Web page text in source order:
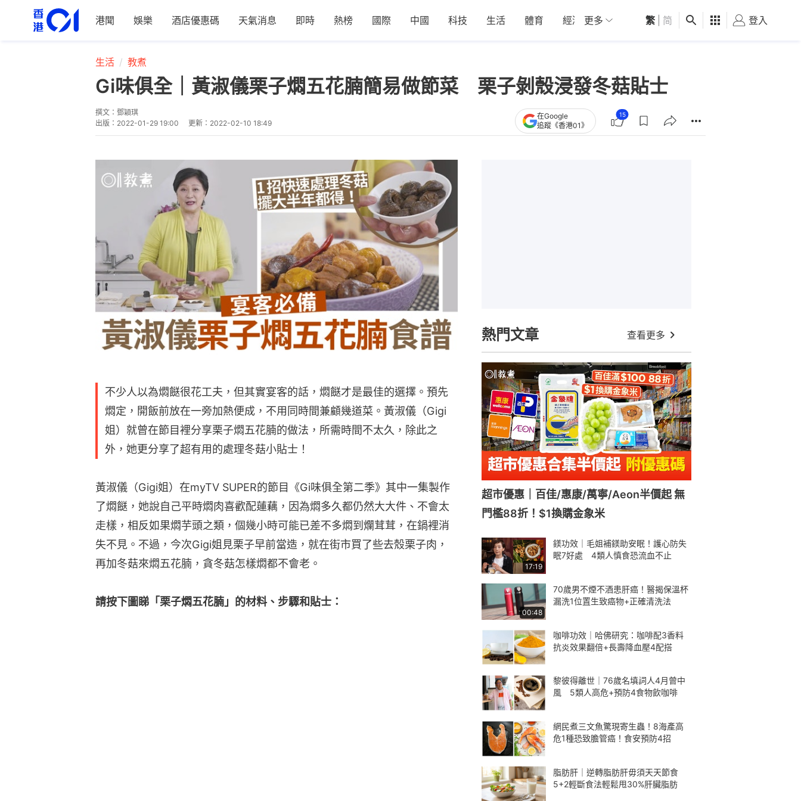
港聞 娛樂 酒店優惠碼 天氣消息 即時 熱榜 國際 中國 科技 生活 體育 經濟 01深圳 觀點 健康 好食玩飛
更多 繁 简 登入
生活 教煮
Gi味俱全｜黃淑儀栗子燜五花腩簡易做節菜 栗子剝殼浸發冬菇貼士
撰文： 鄧穎琪
出版： 2022-01-29 19:00 更新： 2022-02-10 18:49
在Google
追蹤《香港01》
15
不少人以為燜餸很花工夫，但其實宴客的話，燜餸才是最佳的選擇。預先
燜定，開飯前放在一旁加熱便成，不用同時間兼顧幾道菜。黃淑儀（Gigi
姐）就曾在節目裡分享栗子燜五花腩的做法，所需時間不太久，除此之
外，她更分享了超有用的處理冬菇小貼士！
黃淑儀（Gigi姐）在myTV SUPER的節目《Gi味俱全第二季》其中一集製作
了燜餸，她說自己平時燜肉喜歡配蓮藕，因為燜多久都仍然大大件、不會太
走樣，相反如果燜芋頭之類，個幾小時可能已差不多燜到爛茸茸，在鍋裡消
失不見。不過，今次Gigi姐見栗子早前當造，就在街市買了些去殼栗子肉，
再加冬菇來燜五花腩，貪冬菇怎樣燜都不會老。
請按下圖睇「栗子燜五花腩」的材料、步驟和貼士：
熱門文章 查看更多
超市優惠｜百佳/惠康/萬寧/Aeon半價起 無
門檻88折！$1換購金象米
17:19
鎂功效｜毛姐補鎂助安眠！護心防失
眠7好處 4類人慎食恐流血不止
00:48
70歲男不煙不酒患肝癌！醫揭保溫杯
漏洗1位置生致癌物+正確清洗法
咖啡功效｜哈佛研究：咖啡配3香料
抗炎效果翻倍+長壽降血壓4配搭
黎彼得離世｜76歲名填詞人4月曾中
風 5類人高危+預防4食物飲咖啡
網民煮三文魚驚現寄生蟲！8海產高
危1種恐致膽管癌！食安預防4招
脂肪肝｜逆轉脂肪肝毋須天天節食
5+2輕斷食法輕鬆甩30%肝臟脂肪